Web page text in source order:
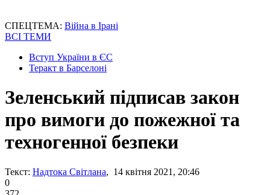
СПЕЦТЕМА: Війна в Ірані
ВСІ ТЕМИ
Вступ України в ЄС
Теракт в Барселоні
Зеленський підписав закон
про вимоги до пожежної та
техногенної безпеки
Текст: Надтока Світлана, 14 квітня 2021, 20:46
0